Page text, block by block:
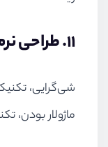
11. طراحی نرم افزار
شی‌گرایی،
ماژولار بودن،